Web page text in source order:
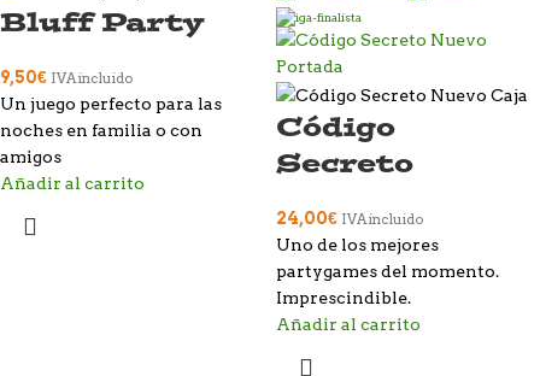
Bluff Party
9,50€ IVA incluido
Un juego perfecto para las
noches en familia o con
amigos
Añadir al carrito
Código
Secreto
24,00€ IVA incluido
Uno de los mejores
partygames del momento.
Imprescindible.
Añadir al carrito